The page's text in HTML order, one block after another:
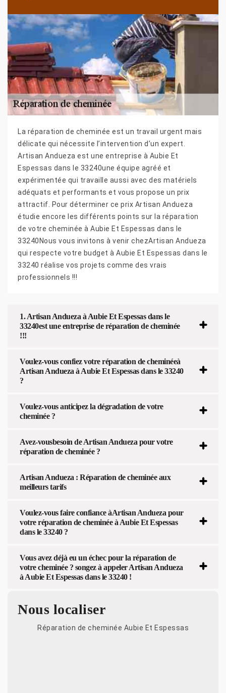
La réparation de cheminée est un travail urgent mais
délicate qui nécessite l’intervention d’un expert.
Artisan Andueza est une entreprise à Aubie Et
Espessas dans le 33240une équipe agréé et
expérimentée qui travaille aussi avec des matériels
adéquats et performants et vous propose un prix
attractif. Pour déterminer ce prix Artisan Andueza
étudie encore les différents points sur la réparation
de votre cheminée à Aubie Et Espessas dans le
33240Nous vous invitons à venir chezArtisan Andueza
qui respecte votre budget à Aubie Et Espessas dans le
33240 réalise vos projets comme des vrais
professionnels !!!
1. Artisan Andueza à Aubie Et Espessas dans le
33240est une entreprise de réparation de cheminée
!!!
Voulez-vous confiez votre réparation de cheminéeà
Artisan Andueza à Aubie Et Espessas dans le 33240
?
Voulez-vous anticipez la dégradation de votre
cheminée ?
Avez-vousbesoin de Artisan Andueza pour votre
réparation de cheminée ?
Artisan Andueza : Réparation de cheminée aux
meilleurs tarifs
Voulez-vous faire confiance àArtisan Andueza pour
votre réparation de cheminée à Aubie Et Espessas
dans le 33240 ?
Vous avez déjà eu un échec pour la réparation de
votre cheminée ? songez à appeler Artisan Andueza
à Aubie Et Espessas dans le 33240 !
Nous localiser
Réparation de cheminée Aubie Et Espessas